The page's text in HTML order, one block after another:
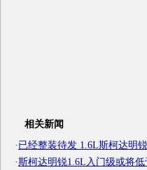
相关新闻
·已经整装待发 1.6L斯柯达明
·斯柯达明锐1.6L入门级或将低